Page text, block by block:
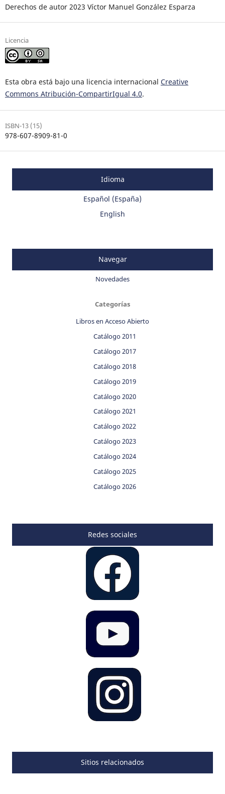
Derechos de autor 2023 Víctor Manuel González Esparza
Licencia
Esta obra está bajo una licencia internacional Creative
Commons Atribución-CompartirIgual 4.0.
ISBN-13 (15)
978-607-8909-81-0
Idioma
Español (España)
English
Navegar
Novedades
Categorías
Libros en Acceso Abierto
Catálogo 2011
Catálogo 2017
Catálogo 2018
Catálogo 2019
Catálogo 2020
Catálogo 2021
Catálogo 2022
Catálogo 2023
Catálogo 2024
Catálogo 2025
Catálogo 2026
Redes sociales
Sitios relacionados